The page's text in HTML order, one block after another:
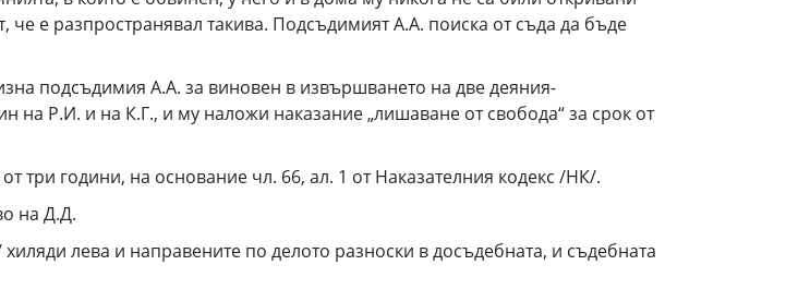
че е разпространявал такива. Подсъдимият А.А. поиска от съда да бъде
подсъдимия А.А. за виновен в извършването на две деяния-
на Р.И. и на К.Г., и му наложи наказание „лишаване от свобода“ за срок от
три години, на основание чл. 66, ал. 1 от Наказателния кодекс /НК/.
на Д.Д.
лева и направените по делото разноски в досъдебната, и съдебната